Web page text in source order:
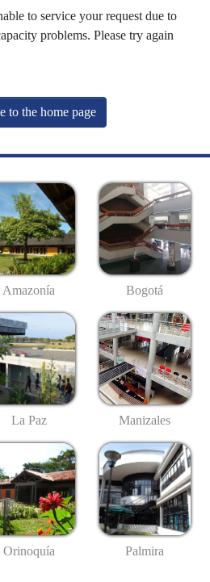
to service your request due to
problems. Please try again
to the home page
Amazonía Bogotá
La Paz Manizales
Orinoquía Palmira